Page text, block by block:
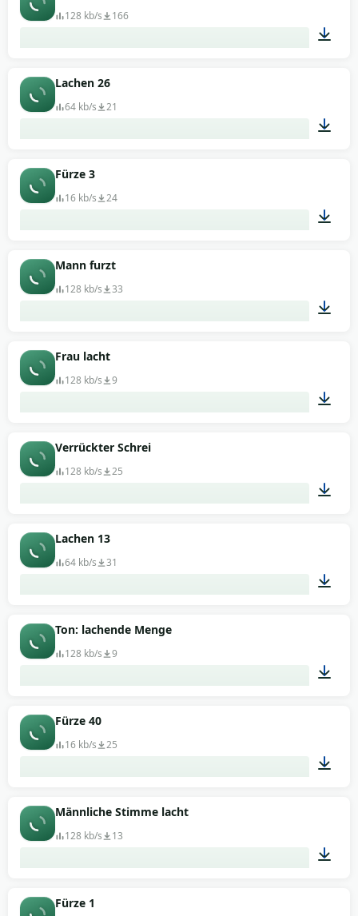
128 kb/s 166
Lachen 26
64 kb/s 21
Fürze 3
16 kb/s 24
Mann furzt
128 kb/s 33
Frau lacht
128 kb/s 9
Verrückter Schrei
128 kb/s 25
Lachen 13
64 kb/s 31
Ton: lachende Menge
128 kb/s 9
Fürze 40
16 kb/s 25
Männliche Stimme lacht
128 kb/s 13
Fürze 1